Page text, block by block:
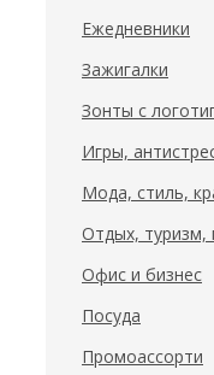
Ежедневники
Зажигалки
Зонты с
Игры,
Мода, стиль,
Отдых, туризм,
Офис и бизнес
Посуда
Промоассорти